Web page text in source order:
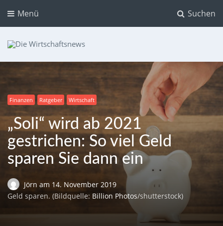
Suchen
Menü
Dein Ratgeber für Aktien und Kryptowährungen
Finanzen Ratgeber Wirtschaft
„Soli“ wird ab 2021
gestrichen: So viel Geld
sparen Sie dann ein
Jörn am 14. November 2019
Geld sparen. (Bildquelle: Billion Photos/shutterstock)